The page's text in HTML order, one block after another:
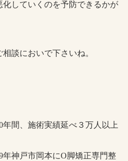
化していくのを予防できるかが
談においで下さいね。
間、施術実績延べ３万人以上
神戸市岡本にO脚矯正専門整